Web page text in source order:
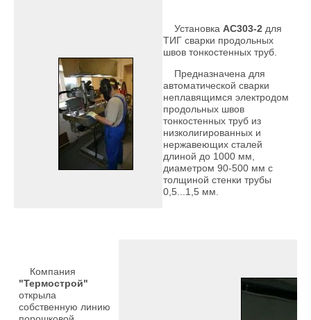
Установка АС303-2 для
ТИГ сварки продольных
швов тонкостенных труб.
Предназначена для
автоматической сварки
неплавящимся электродом
продольных швов
тонкостенных труб из
низколигированных и
нержавеющих сталей
длиной до 1000 мм,
диаметром 90-500 мм с
толщиной стенки трубы
0,5...1,5 мм.
Компания
"Термострой"
открыла
собственную линию